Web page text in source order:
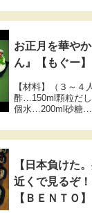
手な方、お嫌いな
ださい🙇‍♀️⚫︎Blog
お正月を華や
ん』【もぐー】
【材料】（３～４
酢…150ml顆粒だ
個水…200ml砂糖…
【作り方】１．レ
丁を入れる。２．
に向かって、レン
【日本負けた
近くで見るぞ
【ＢＥＮＴＯ】